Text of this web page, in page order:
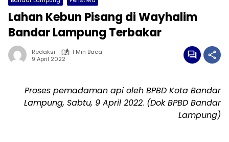
Lahan Kebun Pisang di Wayhalim
Bandar Lampung Terbakar
Redaksi
1 Min Baca
9 April 2022
Proses pemadaman api oleh BPBD Kota Bandar
Lampung, Sabtu, 9 April 2022. (Dok BPBD Bandar
Lampung)